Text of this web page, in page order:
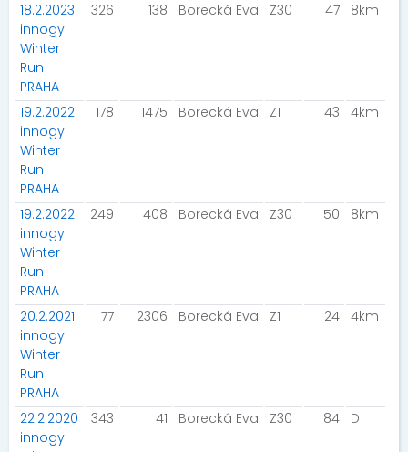
18.2.2023
innogy
Winter
Run
PRAHA
326 138 Borecká Eva Z30 47 8km
19.2.2022
innogy
Winter
Run
PRAHA
178 1475 Borecká Eva Z1 43 4km
19.2.2022
innogy
Winter
Run
PRAHA
249 408 Borecká Eva Z30 50 8km
20.2.2021
innogy
Winter
Run
PRAHA
77 2306 Borecká Eva Z1 24 4km
22.2.2020
innogy
343 41 Borecká Eva Z30 84 D